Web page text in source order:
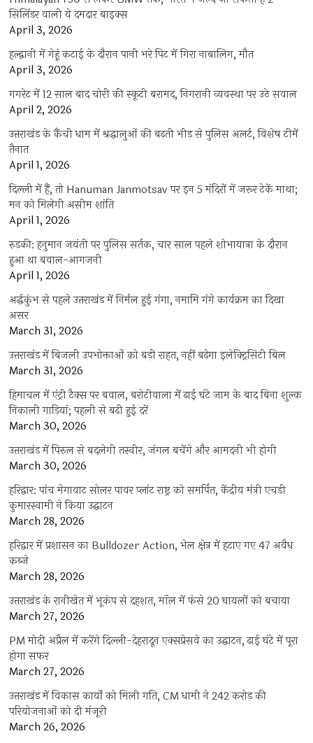
सिलिंडर वाली ये दमदार बाइक्स
April 3, 2026
हल्द्वानी में गेहूं कटाई के दौरान पानी भरे पिट में गिरा नाबालिग, मौत
April 3, 2026
गगरेट में 12 साल बाद चोरी की स्कूटी बरामद, निगरानी व्यवस्था पर उठे सवाल
April 2, 2026
उत्तराखंड के कैंची धाम में श्रद्धालुओं की बढ़ती भीड़ से पुलिस अलर्ट, विशेष टीमें
तैनात
April 1, 2026
दिल्ली में हैं, तो Hanuman Janmotsav पर इन 5 मंदिरों में जरूर टेकें माथा;
मन को मिलेगी असीम शांति
April 1, 2026
रुड़की: हनुमान जयंती पर पुलिस सर्तक, चार साल पहले शोभायात्रा के दौरान
हुआ था बवाल-आगजनी
April 1, 2026
अर्द्धकुंभ से पहले उत्तराखंड में निर्मल हुई गंगा, नमामि गंगे कार्यक्रम का दिखा
असर
March 31, 2026
उत्तराखंड में बिजली उपभोक्ताओं को बड़ी राहत, नहीं बढ़ेगा इलेक्ट्रिसिटी बिल
March 31, 2026
हिमाचल में एंट्री टैक्स पर बवाल, बरोटीवाला में ढाई घंटे जाम के बाद बिना शुल्क
निकाली गाड़ियां; पहली से बढ़ी हुई दरें
March 30, 2026
उत्तराखंड में पिरुल से बदलेगी तस्वीर, जंगल बचेंगे और आमदनी भी होगी
March 30, 2026
हरिद्वार: पांच मेगावाट सोलर पावर प्लांट राष्ट्र को समर्पित, केंद्रीय मंत्री एचडी
कुमारस्वामी ने किया उद्घाटन
March 28, 2026
हरिद्वार में प्रशासन का Bulldozer Action, भेल क्षेत्र में हटाए गए 47 अवैध
कब्जे
March 28, 2026
उत्तराखंड के रानीखेत में भूकंप से दहशत, मॉल में फंसे 20 घायलों को बचाया
March 27, 2026
PM मोदी अप्रैल में करेंगे दिल्ली-देहरादून एक्सप्रेसवे का उद्घाटन, ढाई घंटे में पूरा
होगा सफर
March 27, 2026
उत्तराखंड में विकास कार्यों को मिली गति, CM धामी ने 242 करोड़ की
परियोजनाओं को दी मंजूरी
March 26, 2026